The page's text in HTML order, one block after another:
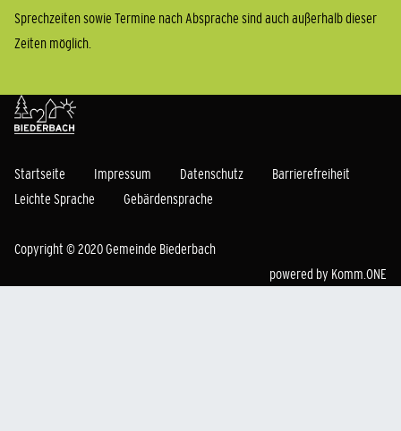
Sprechzeiten sowie Termine nach Absprache sind auch außerhalb dieser
Zeiten möglich.
Startseite Impressum Datenschutz
Barrierefreiheit
Leichte Sprache
Gebärdensprache
Copyright © 2020 Gemeinde Biederbach
powered by Komm.ONE